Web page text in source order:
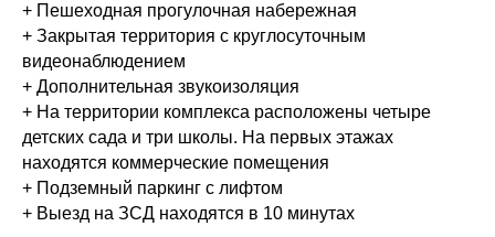
+ Пешеходная прогулочная набережная
+ Закрытая территория с круглосуточным
видеонаблюдением
+ Дополнительная звукоизоляция
+ На территории комплекса расположены четыре
детских сада и три школы. На первых этажах
находятся коммерческие помещения
+ Подземный паркинг с лифтом
+ Выезд на ЗСД находятся в 10 минутах